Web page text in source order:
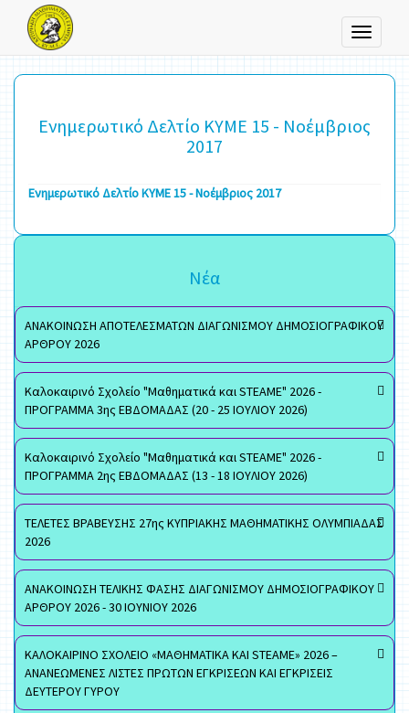
Toggle
Ενημερωτικό Δελτίο ΚΥΜΕ 15 - Νοέμβριος
2017
Ενημερωτικό Δελτίο ΚΥΜΕ 15 - Νοέμβριος 2017
Νέα
ΑΝΑΚΟΙΝΩΣΗ ΑΠΟΤΕΛΕΣΜΑΤΩΝ ΔΙΑΓΩΝΙΣΜΟΥ ΔΗΜΟΣΙΟΓΡΑΦΙΚΟΥ
ΑΡΘΡΟΥ 2026
Καλοκαιρινό Σχολείο "Μαθηματικά και STEAME" 2026 -
ΠΡΟΓΡΑΜΜΑ 3ης ΕΒΔΟΜΑΔΑΣ (20 - 25 ΙΟΥΛΙΟΥ 2026)
Καλοκαιρινό Σχολείο "Μαθηματικά και STEAME" 2026 -
ΠΡΟΓΡΑΜΜΑ 2ης ΕΒΔΟΜΑΔΑΣ (13 - 18 ΙΟΥΛΙΟΥ 2026)
ΤΕΛΕΤΕΣ ΒΡΑΒΕΥΣΗΣ 27ης ΚΥΠΡΙΑΚΗΣ ΜΑΘΗΜΑΤΙΚΗΣ ΟΛΥΜΠΙΑΔΑΣ
2026
ΑΝΑΚΟΙΝΩΣΗ ΤΕΛΙΚΗΣ ΦΑΣΗΣ ΔΙΑΓΩΝΙΣΜΟΥ ΔΗΜΟΣΙΟΓΡΑΦΙΚΟΥ
ΑΡΘΡΟΥ 2026 - 30 ΙΟΥΝΙΟΥ 2026
ΚΑΛΟΚΑΙΡΙΝΟ ΣΧΟΛΕΙΟ «ΜΑΘΗΜΑΤΙΚΑ ΚΑΙ STEAME» 2026 –
ΑΝΑΝΕΩΜΕΝΕΣ ΛΙΣΤΕΣ ΠΡΩΤΩΝ ΕΓΚΡΙΣΕΩΝ ΚΑΙ ΕΓΚΡΙΣΕΙΣ
ΔΕΥΤΕΡΟΥ ΓΥΡΟΥ